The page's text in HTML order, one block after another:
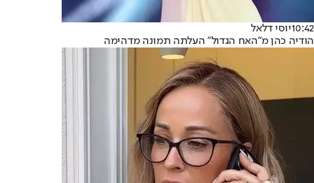
10:42יוסי דלאל
הודיה כהן מ"האח הגדול" העלתה תמונה מדהימה